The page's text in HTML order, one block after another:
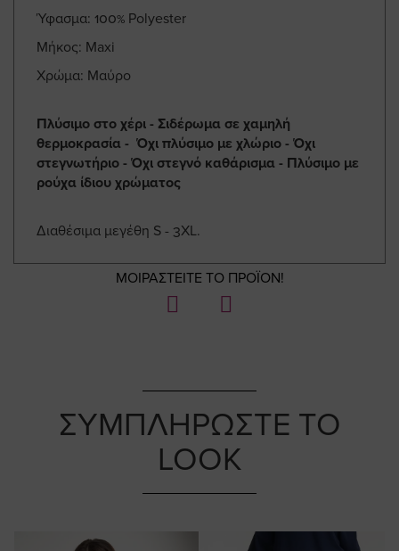
Ύφασμα: 100% Polyester
Μήκος: Maxi
Χρώμα: Μαύρο
Πλύσιμο στο χέρι - Σιδέρωμα σε χαμηλή
θερμοκρασία - Όχι πλύσιμο με χλώριο - Όχι
στεγνωτήριο - Όχι στεγνό καθάρισμα - Πλύσιμο με
ρούχα ίδιου χρώματος
Διαθέσιμα μεγέθη S - 3XL.
ΜΟΙΡΑΣΤΕΙΤΕ ΤΟ ΠΡΟΪΟΝ!
ΣΥΜΠΛΗΡΩΣΤΕ ΤΟ
LOOK